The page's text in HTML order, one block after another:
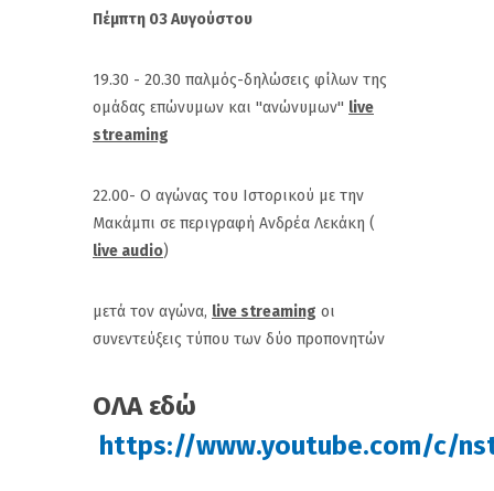
Πέμπτη 03 Αυγούστου
19.30 - 20.30 παλμός-δηλώσεις φίλων της
ομάδας επώνυμων και ''ανώνυμων'' live
streaming
22.00- O αγώνας του Ιστορικού με την
Μακάμπι σε περιγραφή Ανδρέα Λεκάκη (
live audio)
μετά τον αγώνα, live streaming οι
συνεντεύξεις τύπου των δύο προπονητών
ΟΛΑ εδώ
https://www.youtube.com/c/